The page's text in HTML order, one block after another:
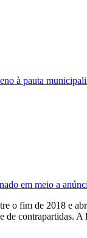
à pauta
em meio a
o fim de 2018 e
de